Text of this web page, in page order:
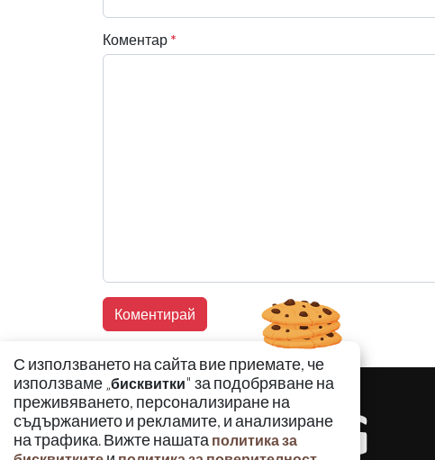
Коментар *
С използването на сайта вие приемате, че
използваме „бисквитки" за подобряване на
преживяването, персонализиране на
съдържанието и рекламите, и анализиране
на трафика. Вижте нашата политика за